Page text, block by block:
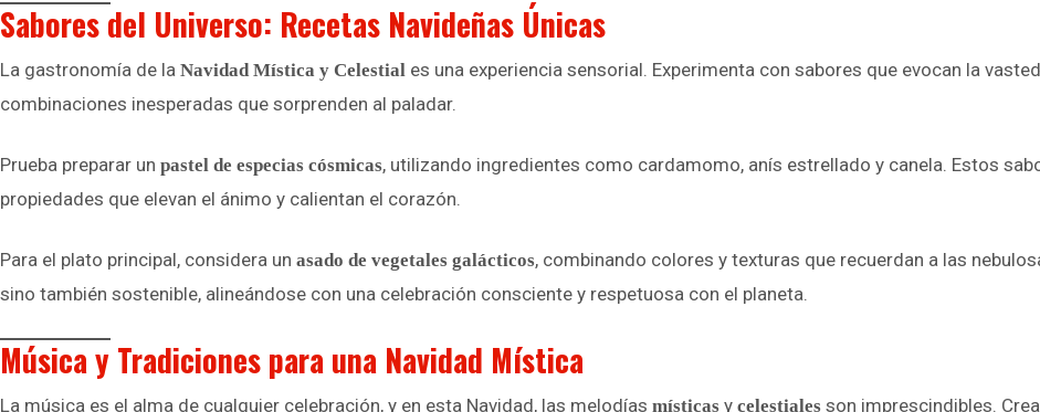
Sabores del Universo: Recetas Navideñas Únicas
La gastronomía de la Navidad Mística y Celestial es una experiencia sensorial. Experimenta con sabores que evocan la
combinaciones inesperadas que sorprenden al paladar.
Prueba preparar un pastel de especias cósmicas, utilizando ingredientes como cardamomo, anís estrellado y canela. Estos
propiedades que elevan el ánimo y calientan el corazón.
Para el plato principal, considera un asado de vegetales galácticos, combinando colores y texturas que recuerdan a las
sino también sostenible, alineándose con una celebración consciente y respetuosa con el planeta.
Música y Tradiciones para una Navidad Mística
La música es el alma de cualquier celebración, y en esta Navidad, las melodías místicas y celestiales son imprescindibles.